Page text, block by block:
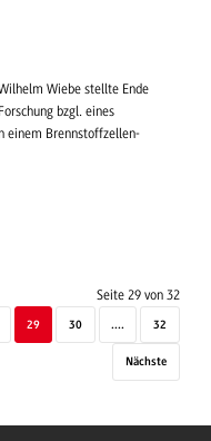
Wiebe stellte Ende
bzgl. eines
einem Brennstoffzellen-
Seite 29 von 32
29 30 .... 32
Nächste